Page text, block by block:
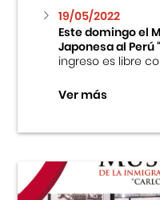
19/05/2022
Este domingo el
Japonesa al Perú
ingreso es libre
Ver más